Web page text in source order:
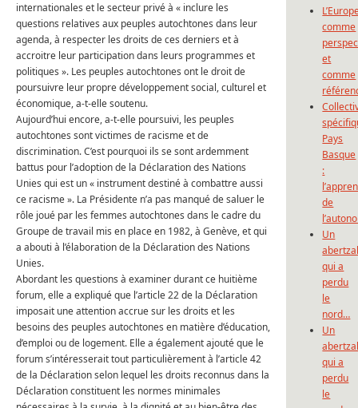
internationales et le secteur privé à « inclure les
questions relatives aux peuples autochtones dans leur
agenda, à respecter les droits de ces derniers et à
accroitre leur participation dans leurs programmes et
politiques ». Les peuples autochtones ont le droit de
poursuivre leur propre développement social, culturel et
économique, a-t-elle soutenu.
Aujourd’hui encore, a-t-elle poursuivi, les peuples
autochtones sont victimes de racisme et de
discrimination.C’est pourquoi ils se sont ardemment
battus pour l’adoption de la Déclaration des Nations
Unies qui est un « instrument destiné à combattre aussi
ce racisme ». La Présidente n’a pas manqué de saluer le
rôle joué par les femmes autochtones dans le cadre du
Groupe de travail mis en place en 1982, à Genève, et qui
a abouti à l’élaboration de la Déclaration des Nations
Unies.
Abordant les questions à examiner durant ce huitième
forum, elle a expliqué que l’article 22 de la Déclaration
imposait une attention accrue sur les droits et les
besoins des peuples autochtones en matière d’éducation,
d’emploi ou de logement. Elle a également ajouté que le
forum s’intéresserait tout particulièrement à l’article 42
de la Déclaration selon lequel les droits reconnus dans la
Déclaration constituent les normes minimales
comme
et
comme
Pays
Basque
:
de
Un
qui a
perdu
le
nord…
Un
qui a
perdu
le